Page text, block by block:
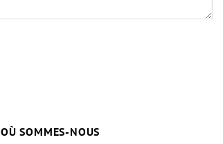
OÙ SOMMES-NOUS